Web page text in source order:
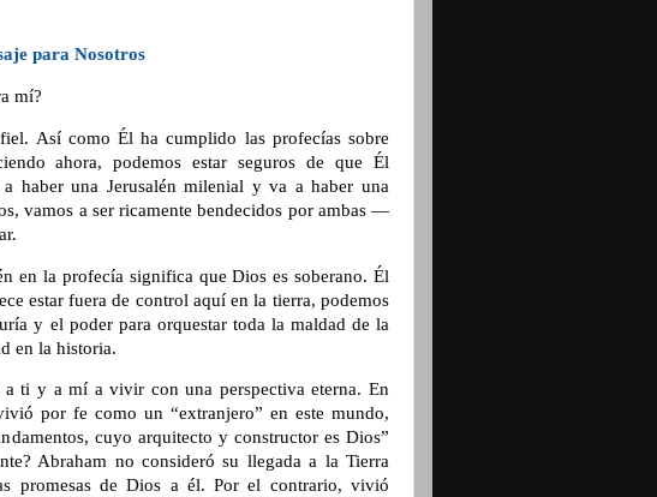
para Nosotros
mí?
Así como Él ha cumplido las profecías sobre
ahora, podemos estar seguros de que Él
haber una Jerusalén milenial y va a haber una
vamos a ser ricamente bendecidos por ambas —
en la profecía significa que Dios es soberano. Él
estar fuera de control aquí en la tierra, podemos
y el poder para orquestar toda la maldad de la
en la historia.
a ti y a mí a vivir con una perspectiva eterna. En
por fe como un “extranjero” en este mundo,
cuyo arquitecto y constructor es Dios”
Abraham no consideró su llegada a la Tierra
promesas de Dios a él. Por el contrario, vivió